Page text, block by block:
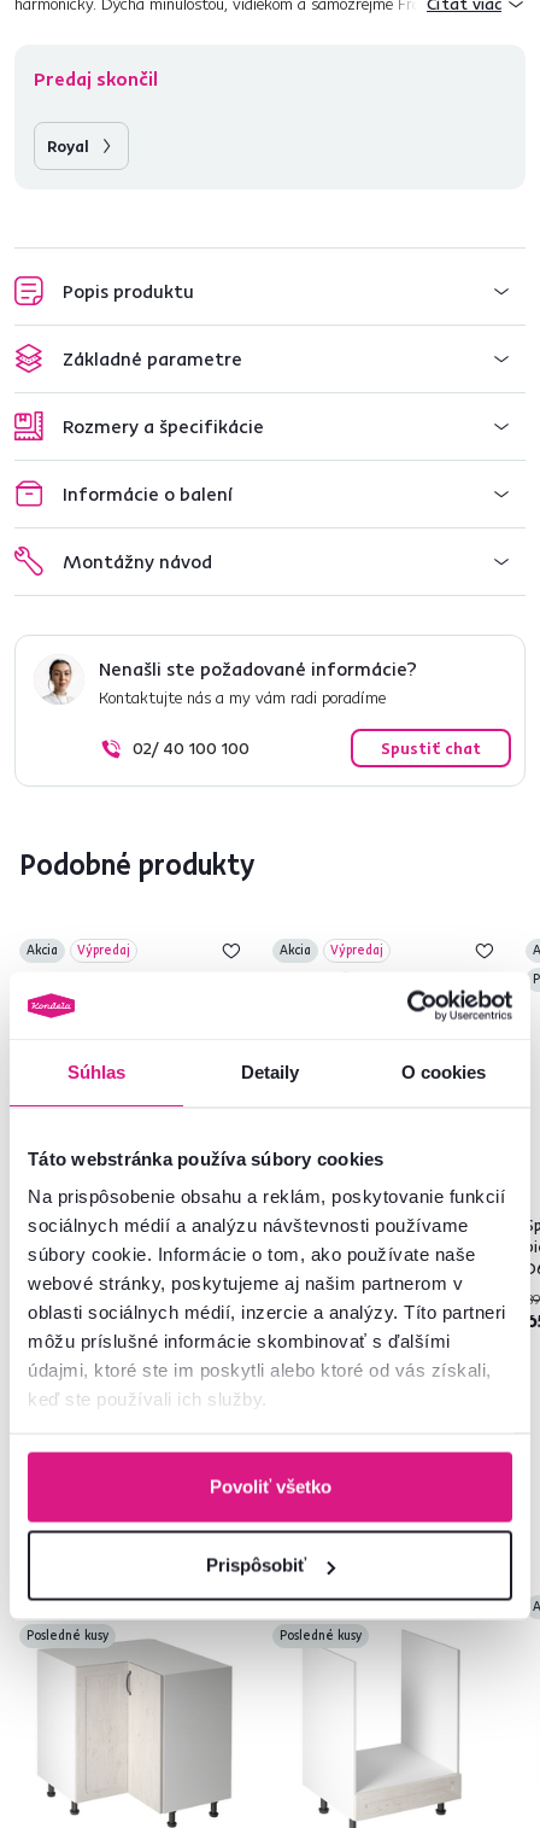
Súhlas Detaily O cookies
Táto webstránka používa súbory cookies
Na prispôsobenie obsahu a reklám, poskytovanie funkcií
sociálnych médií a analýzu návštevnosti používame
súbory cookie. Informácie o tom, ako používate naše
webové stránky, poskytujeme aj našim partnerom v
oblasti sociálnych médií, inzercie a analýzy. Títo partneri
môžu príslušné informácie skombinovať s ďalšími
údajmi, ktoré ste im poskytli alebo ktoré od vás získali,
keď ste používali ich služby.
Povoliť všetko
Prispôsobiť
Predaj skončil
Royal
Popis produktu
Základné parametre
Rozmery a špecifikácie
Informácie o balení
Montážny návod
Nenašli ste požadované informácie?
Kontaktujte nás a my vám radi poradíme
02/ 40 100 100 Spustiť chat
Podobné produkty
Akcia Výpredaj
5,0 3
Horná skrinka, biela/sosna
nordická, ROYAL G60KN
49 € -24%
Akcia Výpredaj
5,0 1
Horná skrinka, biela/sosna
nordická, ROYAL G60
95 €
69 € -27%
Často kupované spolu
Akcia
Výpredaj
Posledné kusy
Akcia
Výpredaj
Posledné kusy